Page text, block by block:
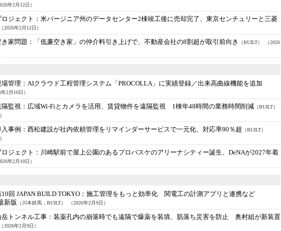
年2月12日）
ロジェクト： 米バージニア州のデータセンター2棟竣工後に売却完了、東京センチュリーと三菱
（2026年2月12日）
き家問題： 「低廉空き家」の仲介料引き上げで、不動産会社の8割超が取引前向き （BUILT） （2026
管理： AIクラウド工程管理システム「PROCOLLA」に実績登録／出来高曲線機能を追加
年2月10日）
監視： 広域Wi-Fiとカメラを活用、賃貸物件を遠隔監視 1棟年48時間の業務時間削減 （BUILT）
事例： 西松建設が社内依頼管理をリマインダーサービスで一元化、対応率90％超 （BUILT）
ロジェクト： 川崎駅前で屋上公園のあるプロバスケのアリーナシティー誕生、DeNAが2027年着
年2月10日）
回 JAPAN BUILD TOKYO： 施工管理をもっと効率化 関電工の計測アプリと連携など
新版 （川本鉄馬，BUILT） （2026年2月9日）
岳トンネル工事： 装薬孔内の崩落時でも遠隔で爆薬を装填、肌落ち災害を防止 奥村組が新装置
（2026年2月9日）